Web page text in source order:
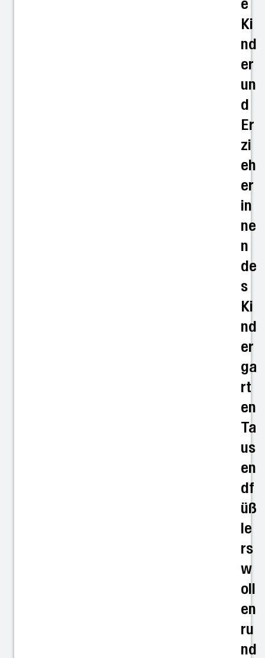
e
Ki
nd
er
un
d
Er
zi
eh
er
in
ne
n
de
s
Ki
nd
er
ga
rt
en
Ta
us
en
df
üß
le
rs
w
oll
en
ru
nd